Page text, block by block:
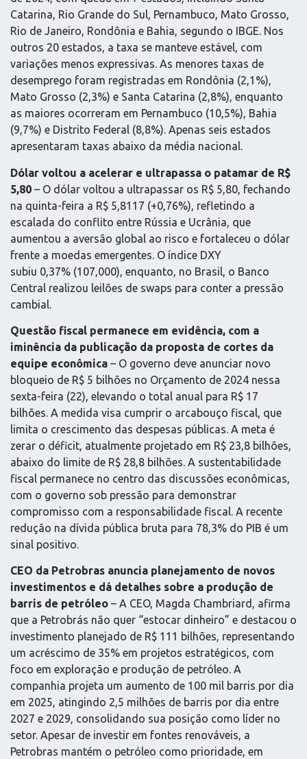
Catarina, Rio Grande do Sul, Pernambuco, Mato Grosso,
Rio de Janeiro, Rondônia e Bahia, segundo o IBGE. Nos
outros 20 estados, a taxa se manteve estável, com
variações menos expressivas. As menores taxas de
desemprego foram registradas em Rondônia (2,1%),
Mato Grosso (2,3%) e Santa Catarina (2,8%), enquanto
as maiores ocorreram em Pernambuco (10,5%), Bahia
(9,7%) e Distrito Federal (8,8%). Apenas seis estados
apresentaram taxas abaixo da média nacional.
Dólar voltou a acelerar e ultrapassa o patamar de R$
5,80 – O dólar voltou a ultrapassar os R$ 5,80, fechando
na quinta-feira a R$ 5,8117 (+0,76%), refletindo a
escalada do conflito entre Rússia e Ucrânia, que
aumentou a aversão global ao risco e fortaleceu o dólar
frente a moedas emergentes. O índice DXY
subiu 0,37% (107,000), enquanto, no Brasil, o Banco
Central realizou leilões de swaps para conter a pressão
cambial.
Questão fiscal permanece em evidência, com a
iminência da publicação da proposta de cortes da
equipe econômica – O governo deve anunciar novo
bloqueio de R$ 5 bilhões no Orçamento de 2024 nessa
sexta-feira (22), elevando o total anual para R$ 17
bilhões. A medida visa cumprir o arcabouço fiscal, que
limita o crescimento das despesas públicas. A meta é
zerar o déficit, atualmente projetado em R$ 23,8 bilhões,
abaixo do limite de R$ 28,8 bilhões. A sustentabilidade
fiscal permanece no centro das discussões econômicas,
com o governo sob pressão para demonstrar
compromisso com a responsabilidade fiscal. A recente
redução na dívida pública bruta para 78,3% do PIB é um
sinal positivo.
CEO da Petrobras anuncia planejamento de novos
investimentos e dá detalhes sobre a produção de
barris de petróleo – A CEO, Magda Chambriard, afirma
que a Petrobrás não quer “estocar dinheiro” e destacou o
investimento planejado de R$ 111 bilhões, representando
um acréscimo de 35% em projetos estratégicos, com
foco em exploração e produção de petróleo. A
companhia projeta um aumento de 100 mil barris por dia
em 2025, atingindo 2,5 milhões de barris por dia entre
2027 e 2029, consolidando sua posição como líder no
setor. Apesar de investir em fontes renováveis, a
Petrobras mantém o petróleo como prioridade, em